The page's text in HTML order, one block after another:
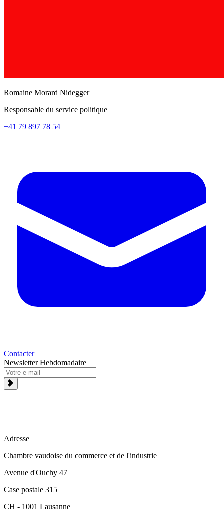
Romaine Morard Nidegger
Responsable du service politique
+41 79 897 78 54
Contacter
Newsletter Hebdomadaire
Adresse
Chambre vaudoise du commerce et de l'industrie
Avenue d'Ouchy 47
Case postale 315
CH - 1001 Lausanne